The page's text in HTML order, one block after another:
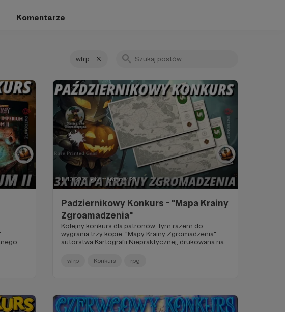
Komentarze
wfrp
11.10.2024 ● Komentarze: 25
Padziernikowy Konkurs - "Mapa Krainy
Zgroamadzenia"
Kolejny konkurs dla patronów, tym razem do
wygrania trzy kopie: "Mapy Krainy Zgromadzenia" -
autorstwa Kartografii Niepraktycznej, drukowana na
wfrp Konkurs rpg